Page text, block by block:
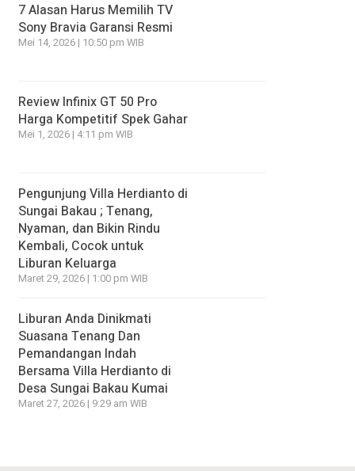
7 Alasan Harus Memilih TV
Sony Bravia Garansi Resmi
Mei 14, 2026 | 10:50 pm WIB
Review Infinix GT 50 Pro
Harga Kompetitif Spek Gahar
Mei 1, 2026 | 4:11 pm WIB
Pengunjung Villa Herdianto di
Sungai Bakau ; Tenang,
Nyaman, dan Bikin Rindu
Kembali, Cocok untuk
Liburan Keluarga
Maret 29, 2026 | 1:00 pm WIB
Liburan Anda Dinikmati
Suasana Tenang Dan
Pemandangan Indah
Bersama Villa Herdianto di
Desa Sungai Bakau Kumai
Maret 27, 2026 | 9:29 am WIB